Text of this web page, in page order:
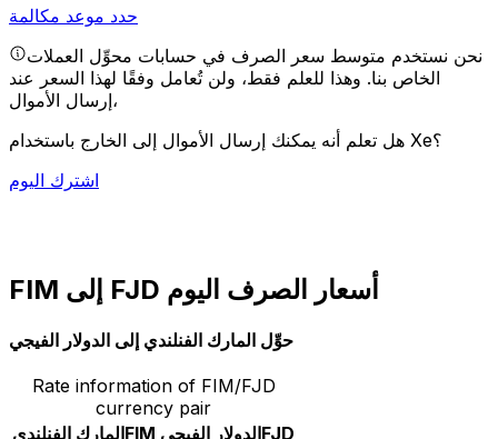
حدد موعد مكالمة
نحن نستخدم متوسط سعر الصرف في حسابات محوِّل العملات
الخاص بنا. وهذا للعلم فقط، ولن تُعامل وفقًا لهذا السعر عند
إرسال الأموال،
هل تعلم أنه يمكنك إرسال الأموال إلى الخارج باستخدام Xe؟
اشترك اليوم
FIM إلى FJD أسعار الصرف اليوم
حوِّل المارك الفنلندي إلى الدولار الفيجي
Rate information of FIM/FJD
currency pair
المارك الفنلنديFIM الدولار الفيجيFJD